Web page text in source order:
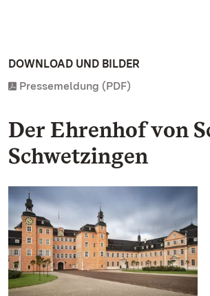
DOWNLOAD UND BILDER
Pressemeldung (PDF)
Der Ehrenhof von
Schwetzingen